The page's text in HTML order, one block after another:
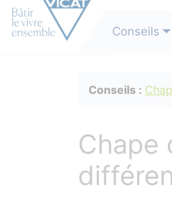
Conseils
Conseils :
Chape